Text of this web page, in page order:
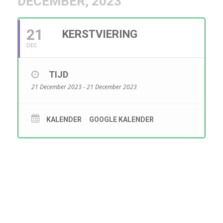
21
DEC
KERSTVIERING
TIJD
21 December 2023 - 21 December 2023
KALENDER GOOGLE KALENDER